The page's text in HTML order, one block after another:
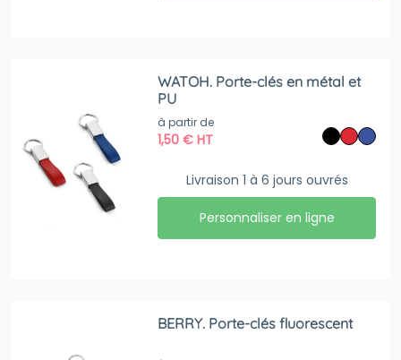
WATOH. Porte-clés en métal et
PU
à partir de
1,50€ HT
Livraison 1 à 6 jours ouvrés
Personnaliser en ligne
BERRY. Porte-clés fluorescent